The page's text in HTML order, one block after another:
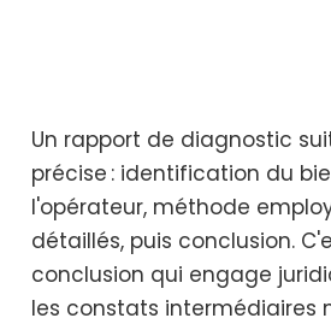
Un rapport de diagnostic
précise : identification du
l'opérateur, méthode
détaillés, puis conclusion.
conclusion qui engage
les constats intermédiaires